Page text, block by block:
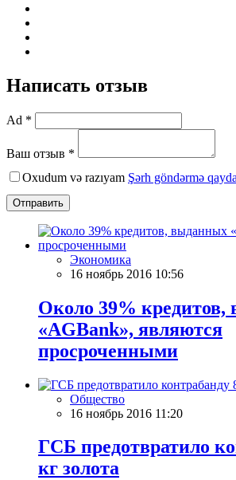
Написать отзыв
Ad *
Ваш отзыв *
Oxudum və razıyam Şərh göndərmə
Отправить
Экономика
16 ноябрь 2016 10:56
Около 39%
«AGBank», являются
просроченными
Общество
16 ноябрь 2016 11:20
ГСБ предотвратило
кг золота